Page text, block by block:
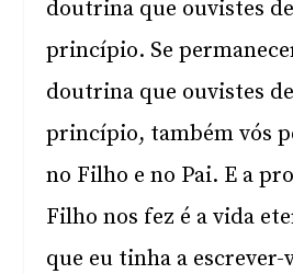
doutrina que ouvistes
princípio. Se
doutrina que ouvistes
princípio, também vós
no Filho e no Pai. E a
Filho nos fez é a vida
que eu tinha a escrever-